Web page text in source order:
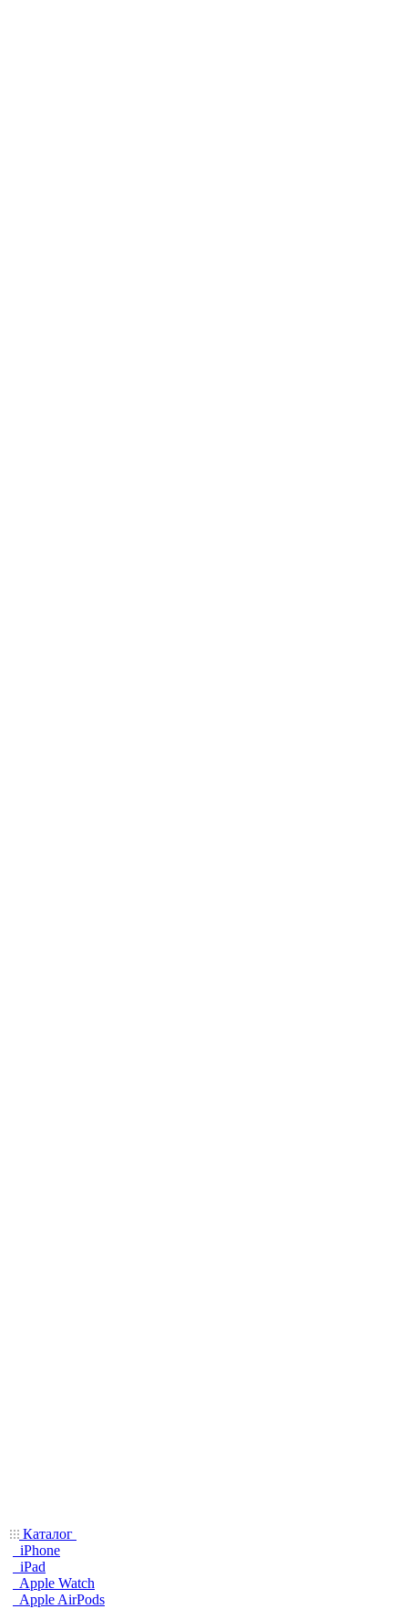
Каталог
iPhone
iPad
Apple Watch
Apple AirPods